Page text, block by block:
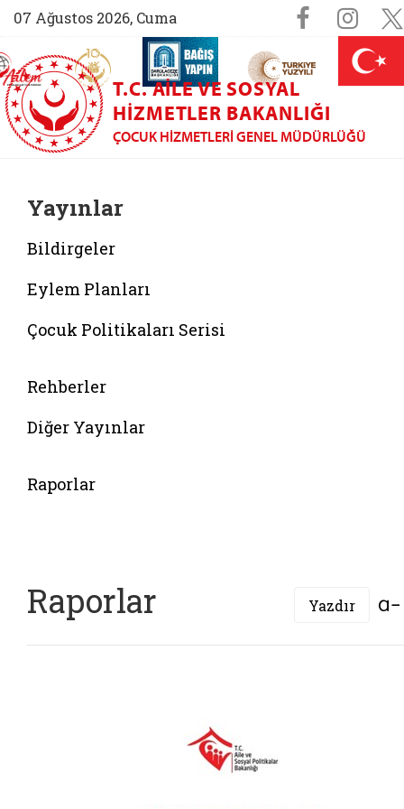
07 Ağustos 2026, Cuma Sosyal
(yeni sekmede açılır)
AİLEM İletişim Merkezi (yeni sekmede açılır)
Aile ve Nüfus On Yılı (yeni sekmede açılır)
Darülaceze bağış sayfası (yeni
T.C. AILE VE SOSYAL
HIZMETLER BAKANLIĞI
ÇOCUK HIZMETLERI GENEL MÜDÜRLÜĞÜ
Yayınlar
Bildirgeler
Eylem Planları
Çocuk Politikaları Serisi
Rehberler
Diğer Yayınlar
Raporlar
Raporlar Yazdır